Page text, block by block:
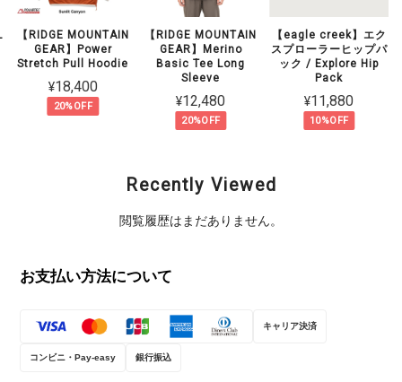
【RIDGE MOUNTAIN
GEAR】Power
Stretch Pull Hoodie
¥18,400
20%OFF
【RIDGE MOUNTAIN
GEAR】Merino
Basic Tee Long
Sleeve
¥12,480
20%OFF
【eagle creek】エク
スプローラーヒップパ
ック / Explore Hip
Pack
¥11,880
10%OFF
Recently Viewed
閲覧履歴はまだありません。
お支払い方法について
キャリア決済
コンビニ・Pay-easy 銀行振込